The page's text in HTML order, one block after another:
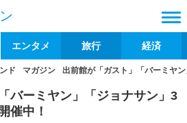
エンタメ 旅行 経済
ド マガジン 出前館が「ガスト」「バーミヤ
バーミヤン」「ジョナサン」3
催中！